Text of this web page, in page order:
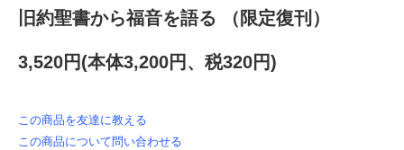
旧約聖書から福音を語る （限定復刊）
3,520円(本体3,200円、税320円)
この商品を友達に教える
この商品について問い合わせる